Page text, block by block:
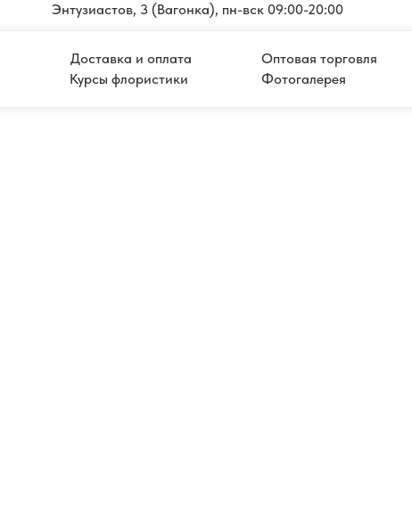
Доставка и оплата
Курсы флористики
Оптовая торговля
Фотогалерея
Энтузиастов, 3 (Вагонка), пн-вск 09:00-20:00